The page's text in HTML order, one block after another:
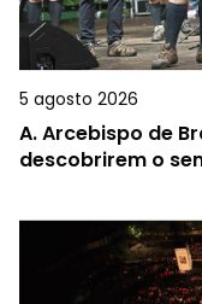
5 agosto 2026
A.Arcebispo de
descobrirem o